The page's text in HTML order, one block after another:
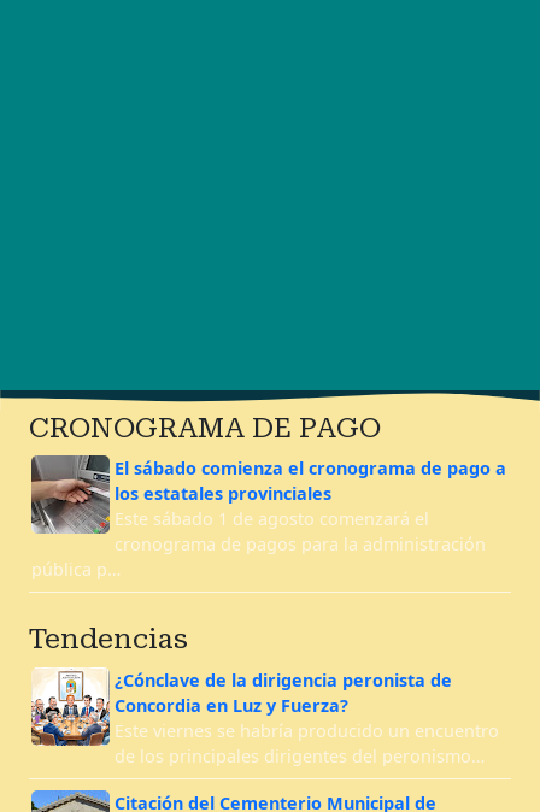
CRONOGRAMA DE PAGO
El sábado comienza el cronograma de pago a
los estatales provinciales
Este sábado 1 de agosto comenzará el
cronograma de pagos para la administración
pública p…
Tendencias
¿Cónclave de la dirigencia peronista de
Concordia en Luz y Fuerza?
Este viernes se habría producido un encuentro
de los principales dirigentes del peronismo…
Citación del Cementerio Municipal de